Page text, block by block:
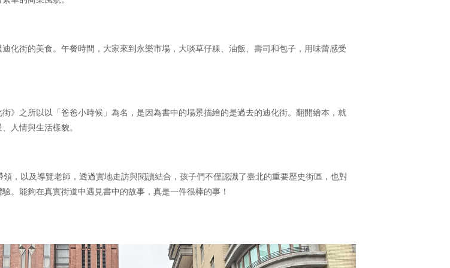
化街的美食。午餐時間，大家來到永樂市場，大啖草仔粿、油飯、壽司和包子，用味蕾感受
街》之所以以「爸爸小時候」為名，是因為書中的場景描繪的是過去的迪化街。翻開繪本，就
人情與生活樣貌。
領，以及導覽老師，透過實地走訪與閱讀結合，孩子們不僅認識了臺北的重要歷史街區，也對
。能夠在真實街道中遇見書中的故事，真是一件很棒的事！